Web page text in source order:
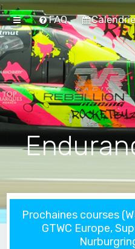
FAQ
Prochaines courses
GTWC Europe,